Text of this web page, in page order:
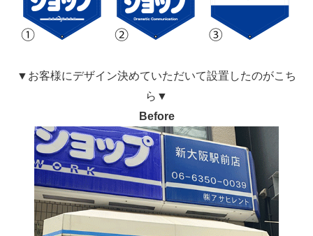
▼お客様にデザイン決めていただいて設置したのがこち
ら▼
Before